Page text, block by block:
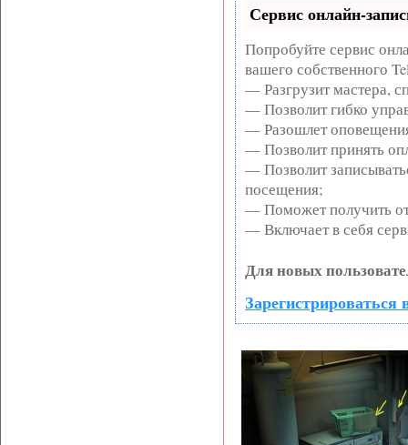
Сервис онлайн-
Попробуйте сервис
вашего собственного
— Разгрузит мастера,
— Позволит гибко
— Разошлет
— Позволит принять
— Позволит
посещения;
— Поможет получить от
— Включает в себя
Для новых
Зарегистрироваться